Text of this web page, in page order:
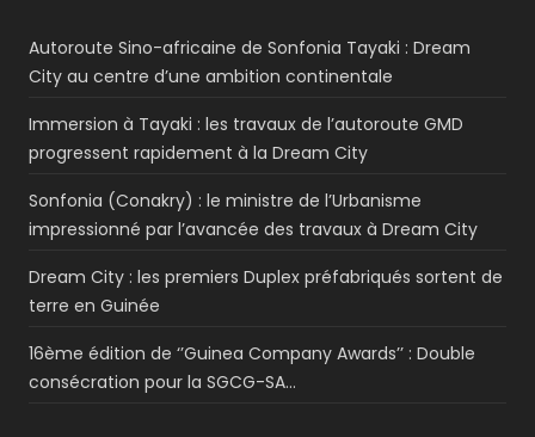
Autoroute Sino-africaine de Sonfonia Tayaki : Dream
City au centre d’une ambition continentale
Immersion à Tayaki : les travaux de l’autoroute GMD
progressent rapidement à la Dream City
Sonfonia (Conakry) : le ministre de l’Urbanisme
impressionné par l’avancée des travaux à Dream City
Dream City : les premiers Duplex préfabriqués sortent de
terre en Guinée
16ème édition de ‘’Guinea Company Awards’’ : Double
consécration pour la SGCG-SA…